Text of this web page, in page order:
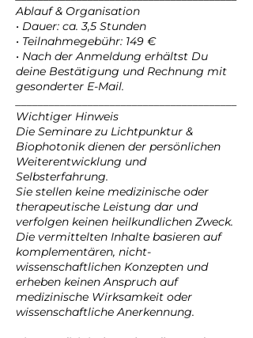
Ablauf & Organisation
• Dauer: ca. 3,5 Stunden
• Teilnahmegebühr: 149 €
• Nach der Anmeldung erhältst Du
deine Bestätigung und Rechnung mit
gesonderter E-Mail.
Wichtiger Hinweis
Die Seminare zu Lichtpunktur &
Biophotonik dienen der persönlichen
Weiterentwicklung und
Selbsterfahrung.
Sie stellen keine medizinische oder
therapeutische Leistung dar und
verfolgen keinen heilkundlichen Zweck.
Die vermittelten Inhalte basieren auf
komplementären, nicht-
wissenschaftlichen Konzepten und
erheben keinen Anspruch auf
medizinische Wirksamkeit oder
wissenschaftliche Anerkennung.